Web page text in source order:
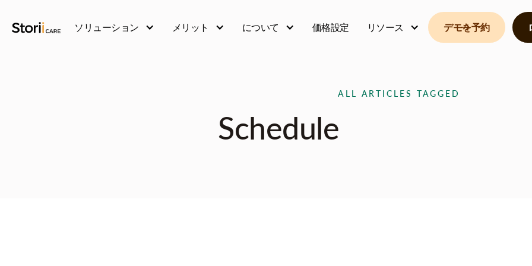
ソリューション メリット について 価格設定 リソース デモを予約
ALL ARTICLES TAGGED
Schedule